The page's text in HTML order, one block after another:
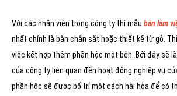
Với các nhân viên trong công ty thì mẫu bàn làm
nhất chính là bàn chân sắt hoặc thiết kế từ gỗ.
việc kết hợp thêm phần hộc một bên. Bởi đây sẽ
của công ty liên quan đến hoạt động nghiệp vụ
phần hộc sẽ được bố trí một cách hài hòa để có